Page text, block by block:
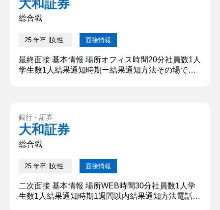
たことに対して、社員（面接官）が答えてくれてい
た。淡々と質問と回答...
大和証券
総合職
25 年卒 女性 面接情報
最終面接 基本情報 場所オフィス時間20分社員数1人
学生数1人結果通知時期ー結果通知方法その場で口
でなく社会全体に長期的に良い影響を与えることで
す。 顧客の資産形成だけでなく、企業の資金調達な
ど間接的に社会全体を...
銀行・証券
大和証券
総合職
25 年卒 女性 面接情報
二次面接 基本情報 場所WEB時間30分社員数1人学
生数1人結果通知時期1週間以内結果通知方法電話